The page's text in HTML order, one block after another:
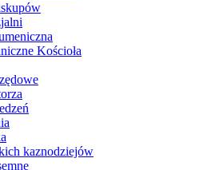
Kościoła
kaznodziejów